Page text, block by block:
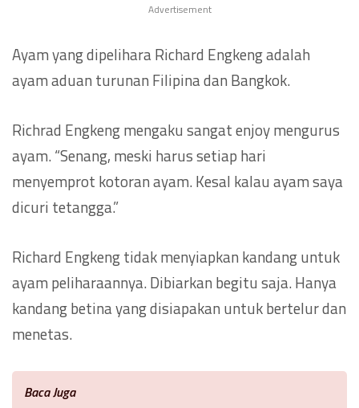
Advertisement
Ayam yang dipelihara Richard Engkeng adalah
ayam aduan turunan Filipina dan Bangkok.
Richrad Engkeng mengaku sangat enjoy mengurus
ayam. “Senang, meski harus setiap hari
menyemprot kotoran ayam. Kesal kalau ayam saya
dicuri tetangga.”
Richard Engkeng tidak menyiapkan kandang untuk
ayam peliharaannya. Dibiarkan begitu saja. Hanya
kandang betina yang disiapakan untuk bertelur dan
menetas.
Baca Juga